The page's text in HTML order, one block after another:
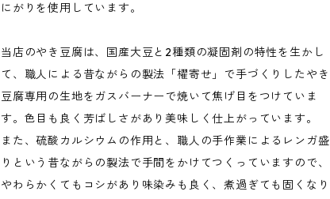
にがりを使用しています。
当店のやき豆腐は、国産大豆と2種類の凝固剤の特性を生かし
て、職人による昔ながらの製法「櫂寄せ」で手づくりしたやき
豆腐専用の生地をガスバーナーで焼いて焦げ目をつけていま
す。色目も良く芳ばしさがあり美味しく仕上がっています。
また、硫酸カルシウムの作用と、職人の手作業によるレンガ盛
りという昔ながらの製法で手間をかけてつくっていますので、
やわらかくてもコシがあり味染みも良く、煮過ぎても固くなり